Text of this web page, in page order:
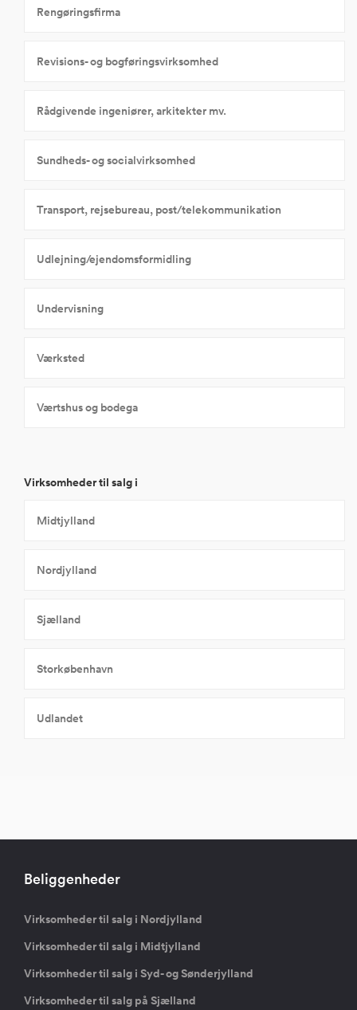
Rengøringsfirma
Revisions- og bogføringsvirksomhed
Rådgivende ingeniører, arkitekter mv.
Sundheds- og socialvirksomhed
Transport, rejsebureau, post/telekommunikation
Udlejning/ejendomsformidling
Undervisning
Værksted
Værtshus og bodega
Virksomheder til salg i
Midtjylland
Nordjylland
Sjælland
Storkøbenhavn
Udlandet
Beliggenheder
Virksomheder til salg i Nordjylland
Virksomheder til salg i Midtjylland
Virksomheder til salg i Syd- og Sønderjylland
Virksomheder til salg på Sjælland